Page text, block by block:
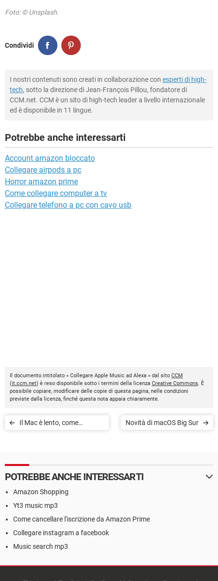
Foto: © Unsplash.
Condividi
I nostri contenuti sono creati in collaborazione con esperti di high-
tech, sotto la direzione di Jean-François Pillou, fondatore di
CCM.net. CCM è un sito di high-tech leader a livello internazionale
ed è disponibile in 11 lingue.
Potrebbe anche interessarti
Account amazon bloccato
Collegare airpods a pc
Horror amazon prime
Come collegare computer a tv
Collegare telefono a pc con cavo usb
Il documento intitolato « Collegare Apple Music ad Alexa » dal sito CCM
(it.ccm.net) è reso disponibile sotto i termini della licenza Creative Commons. È
possibile copiare, modificare delle copie di questa pagina, nelle condizioni
previste dalla licenza, finché questa nota appaia chiaramente.
Il Mac è lento, come
Novità di macOS Big Sur
POTREBBE ANCHE INTERESSARTI
Amazon Shopping
Yt3 music mp3
Come cancellare l'iscrizione da Amazon Prime
Collegare instagram a facebook
Music search mp3